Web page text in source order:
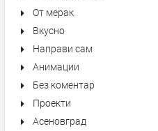
От мерак
Вкусно
Направи сам
Анимации
Без коментар
Проекти
Асеновград